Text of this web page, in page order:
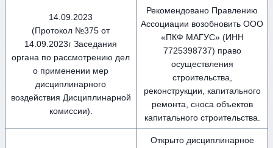
14.09.2023
(Протокол №375 от
14.09.2023г Заседания
органа по рассмотрению дел
о применении мер
дисциплинарного
воздействия Дисциплинарной
комиссии).
Рекомендовано Правлению
Ассоциации возобновить ООО
«ПКФ МАГУС» (ИНН
7725398737) право
осуществления
строительства,
реконструкции, капитального
ремонта, сноса объектов
капитального строительства.
Открыто дисциплинарное